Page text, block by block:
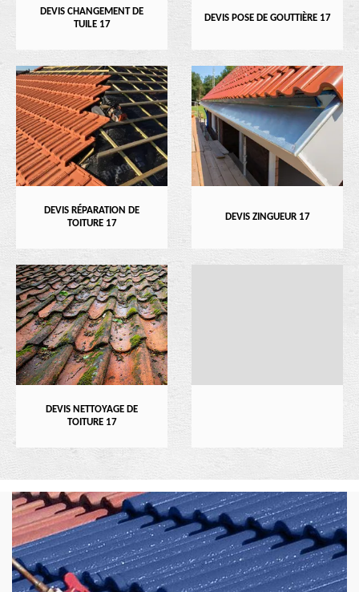
DEVIS CHANGEMENT DE
TUILE 17
DEVIS POSE DE GOUTTIÈRE 17
DEVIS RÉPARATION DE
TOITURE 17
DEVIS ZINGUEUR 17
DEVIS NETTOYAGE DE
TOITURE 17